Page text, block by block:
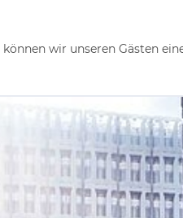
können wir unseren Gästen